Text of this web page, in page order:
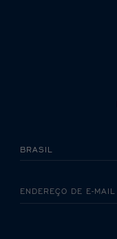
ENDEREÇO DE E-MAIL